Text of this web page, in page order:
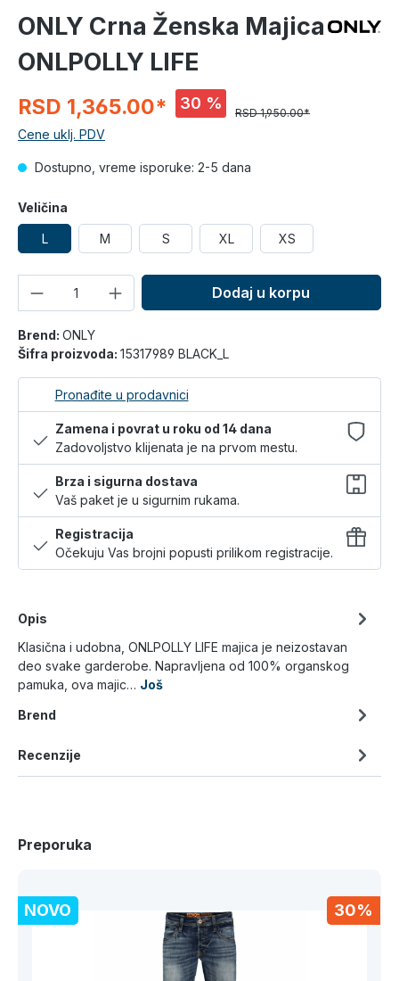
ONLY Crna Ženska Majica
ONLPOLLY LIFE
RSD 1,365.00* 30 %
RSD 1,950.00*
Cene uklj. PDV
Dostupno, vreme isporuke: 2-5 dana
Veličina
L M S XL XS
Dodaj u korpu
Brend: ONLY
Šifra proizvoda: 15317989 BLACK_L
Pronađite u prodavnici
Zamena i povrat u roku od 14 dana
Zadovoljstvo klijenata je na prvom mestu.
Brza i sigurna dostava
Vaš paket je u sigurnim rukama.
Registracija
Očekuju Vas brojni popusti prilikom registracije.
Opis
Klasična i udobna, ONLPOLLY LIFE majica je neizostavan
deo svake garderobe. Napravljena od 100% organskog
pamuka, ova majic… Još
Brend
Recenzije
Preporuka
30%
NOVO